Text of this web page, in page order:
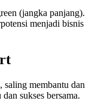
(jangka panjang).
menjadi bisnis
membantu dan
sukses bersama.